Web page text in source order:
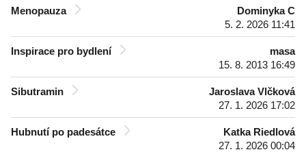
Menopauza
Dominyka C
5. 2. 2026 11:41
Inspirace pro bydlení
masa
15. 8. 2013 16:49
Sibutramin
Jaroslava Vlčková
27. 1. 2026 17:02
Hubnutí po padesátce
Katka Riedlová
27. 1. 2026 00:04